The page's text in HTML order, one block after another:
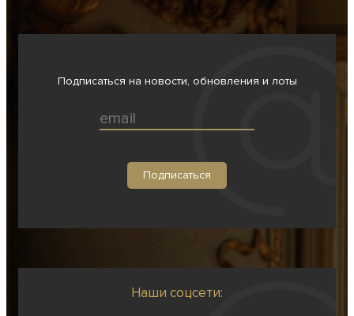
Подписаться на новости, обновления и лоты
Наши соцсети: